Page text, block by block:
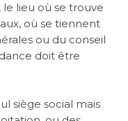
lieu où se trouve
où se tiennent
ou du conseil
doit être
siège social mais